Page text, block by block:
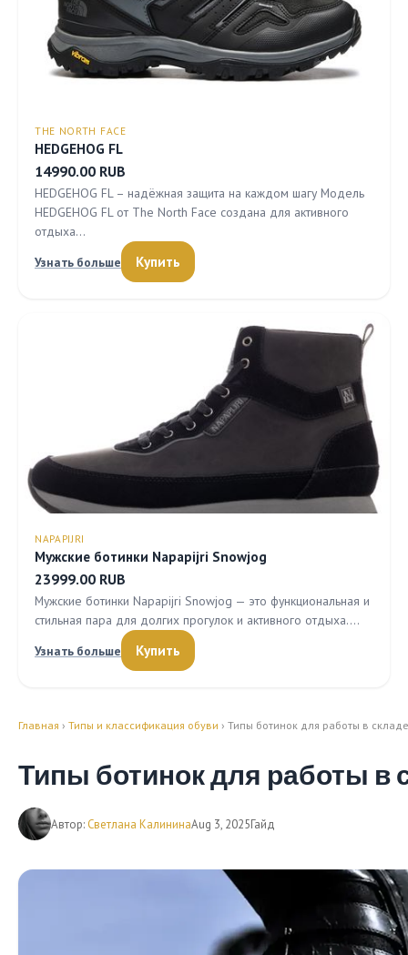
THE NORTH FACE
HEDGEHOG FL
14990.00 RUB
HEDGEHOG FL – надёжная защита на каждом шагу Модель
HEDGEHOG FL от The North Face создана для активного
отдыха…
Узнать больше
Купить
NAPAPIJRI
Мужские ботинки Napapijri Snowjog
23999.00 RUB
Мужские ботинки Napapijri Snowjog — это функциональная и
стильная пара для долгих прогулок и активного отдыха.…
Узнать больше
Купить
Главная › Типы и классификация обуви › Типы ботинок для работы в
Типы ботинок для работы в
Автор: Светлана КалининаAug 3, 2025Гайд